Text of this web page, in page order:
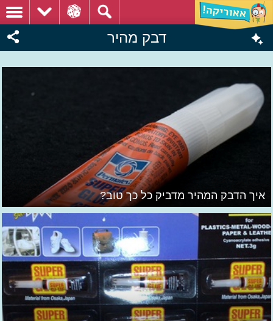
דבק מהיר
איך הדבק המהיר מדביק כל כך טוב?